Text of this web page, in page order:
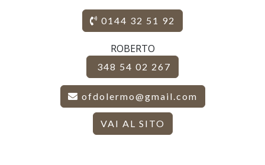
0144 32 51 92
ROBERTO
348 54 02 267
ofdolermo@gmail.com
VAI AL SITO